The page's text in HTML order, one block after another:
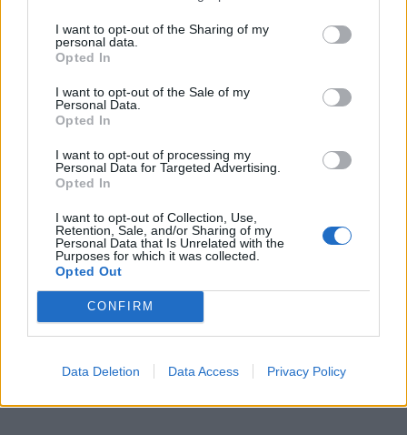
I want to opt-out of the Sharing of my
personal data.
Opted In
I want to opt-out of the Sale of my
Personal Data.
Opted In
I want to opt-out of processing my
Personal Data for Targeted Advertising.
Opted In
I want to opt-out of Collection, Use,
Retention, Sale, and/or Sharing of my
Personal Data that Is Unrelated with the
Purposes for which it was collected.
Opted Out
CONFIRM
Data Deletion Data Access Privacy Policy
27/07/2026
Υπάλληλος Τμήματος Πωλήσεων - Ραπτικής
(6ωρη Απασχόληση)
ΑΙΓΑΛΕΩ | ΑΘΗΝΑ - ΑΤΤΙΚΗ
Μερική απασχόληση
27/07/2026
Μερική απασχόληση